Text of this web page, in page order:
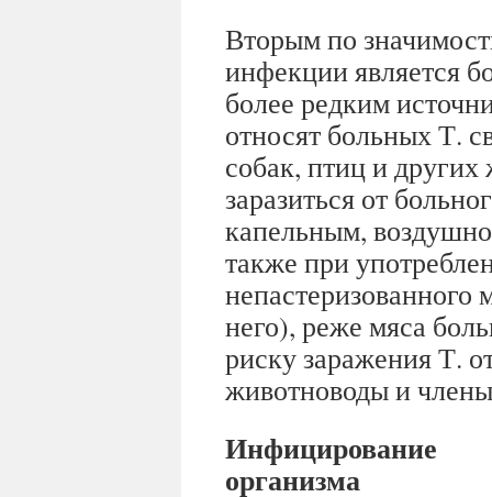
Вторым по
инфекции является
более редким
относят больных Т.
собак, птиц и
заразиться от
капельным,
также при
него), реже мяса
риску заражения Т.
животноводы и
Инфицирование
организма